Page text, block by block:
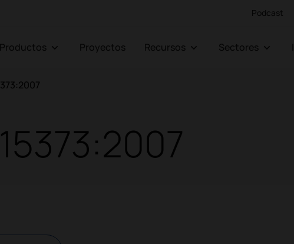
Podcast
Productos Proyectos Recursos Sectores